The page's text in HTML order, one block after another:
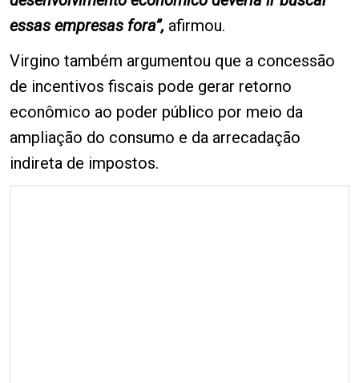
essas empresas fora”, afirmou.
Virgino também argumentou que a concessão
de incentivos fiscais pode gerar retorno
econômico ao poder público por meio da
ampliação do consumo e da arrecadação
indireta de impostos.